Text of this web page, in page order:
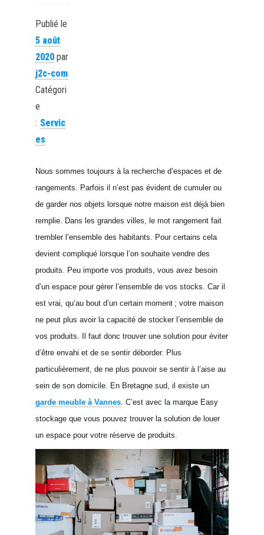
Publié le
5 août
2020par
j2c-com
Catégori
e
: Servic
es
Nous sommes toujours à la recherche d’espaces et de
rangements. Parfois il n’est pas évident de cumuler ou
de garder nos objets lorsque notre maison est déjà bien
remplie. Dans les grandes villes, le mot rangement fait
trembler l’ensemble des habitants. Pour certains cela
devient compliqué lorsque l’on souhaite vendre des
produits. Peu importe vos produits, vous avez besoin
d’un espace pour gérer l’ensemble de vos stocks. Car il
est vrai, qu’au bout d’un certain moment ; votre maison
ne peut plus avoir la capacité de stocker l’ensemble de
vos produits. Il faut donc trouver une solution pour éviter
d’être envahi et de se sentir déborder. Plus
particulièrement, de ne plus pouvoir se sentir à l’aise au
sein de son domicile. En Bretagne sud, il existe un
garde meuble à Vannes. C’est avec la marque Easy
stockage que vous pouvez trouver la solution de louer
un espace pour votre réserve de produits.